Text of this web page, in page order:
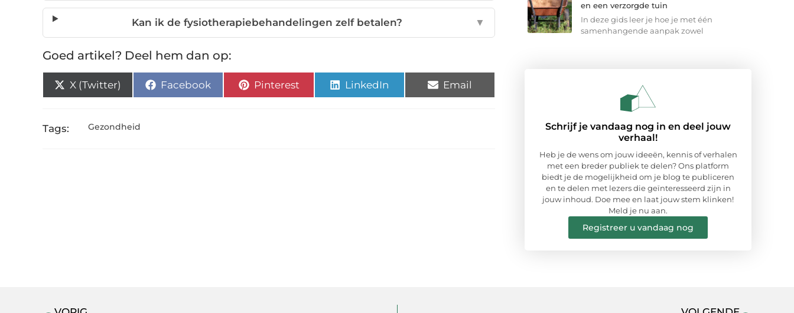
Kan ik de fysiotherapiebehandelingen zelf betalen? ▼
Goed artikel? Deel hem dan op:
X (Twitter) Facebook Pinterest LinkedIn Email
Tags: Gezondheid
en een verzorgde tuin
In deze gids leer je hoe je met één
samenhangende aanpak zowel
Schrijf je vandaag nog in en deel jouw
verhaal!
Heb je de wens om jouw ideeën, kennis of verhalen
met een breder publiek te delen? Ons platform
biedt je de mogelijkheid om je blog te publiceren
en te delen met lezers die geïnteresseerd zijn in
jouw inhoud. Doe mee en laat jouw stem klinken!
Meld je nu aan.
Registreer u vandaag nog